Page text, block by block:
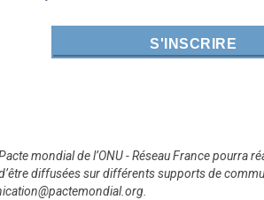
mondial de l’ONU - Réseau France pourra
diffusées sur différents supports de